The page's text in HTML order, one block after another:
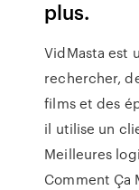
plus.
VidMasta est
rechercher,
films et des
il utilise un
Meilleures
Comment Ça